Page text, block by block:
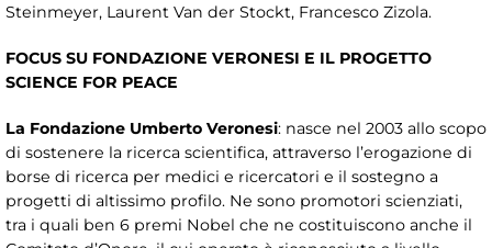
Steinmeyer, Laurent Van der Stockt, Francesco Zizola.
FOCUS SU FONDAZIONE VERONESI E IL PROGETTO
SCIENCE FOR PEACE
La Fondazione Umberto Veronesi: nasce nel 2003 allo scopo
di sostenere la ricerca scientifica, attraverso l’erogazione di
borse di ricerca per medici e ricercatori e il sostegno a
progetti di altissimo profilo. Ne sono promotori scienziati,
tra i quali ben 6 premi Nobel che ne costituiscono anche il